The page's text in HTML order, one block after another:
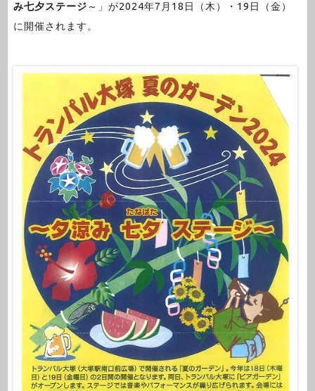
み七夕ステージ ～」が2024年7月18日（木）・19日（金）
に開催されます。